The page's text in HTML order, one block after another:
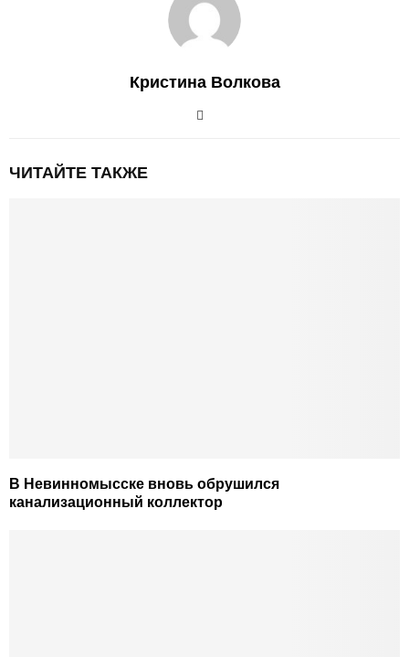
Кристина Волкова
ЧИТАЙТЕ ТАКЖЕ
В Невинномысске вновь обрушился
канализационный коллектор